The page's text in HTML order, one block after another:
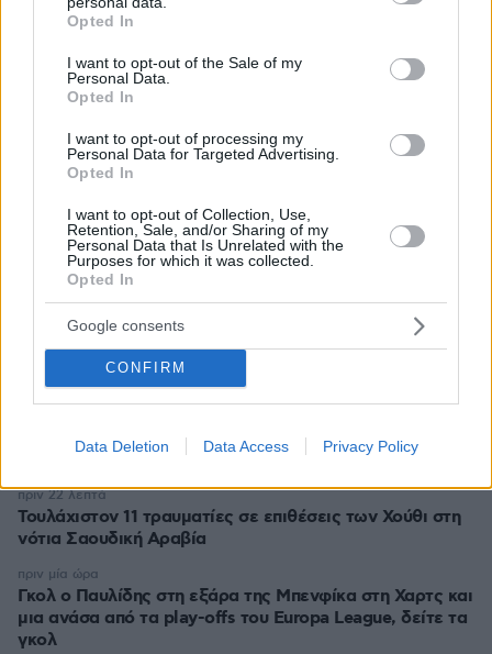
grant or deny consent to Google and its third-party tags to
use your data for below specified purposes in below Google
consent section.
Opted In
I want to opt-out of the Sale of my
Personal Data.
Opted In
I want to opt-out of processing my
Personal Data for Targeted Advertising.
Opted In
I want to opt-out of Collection, Use,
Retention, Sale, and/or Sharing of my
Personal Data that Is Unrelated with the
Purposes for which it was collected.
Opted In
Google consents
CONFIRM
Data Deletion Data Access Privacy Policy
Το DEI College παρουσιάζει τη Sophia. Την πρώτη 24/7
βοηθό AI που αλλάζει τον τρόπο με τον οποίο μαθαίνουν οι
φοιτητές
30.07.2026, 09:33
Η Smart φοιτητική κατοικία στην καρδιά της Αθήνας
03.08.2026, 10:56
Διασκεδάζουμε υπεύθυνα, επιστρέφουμε με ασφάλεια
29.07.2026, 09:39
ΡΟΗ ΕΙΔΗΣΕΩΝ
Ειδήσεις Δημοφιλή Σχολιασμένα
Τουλάχιστον 11 τραυματίες σε επιθέσεις των Χούθι στη
νότια Σαουδική Αραβία
πριν 22 λεπτά
Γκολ ο Παυλίδης στη εξάρα της Μπενφίκα στη Χαρτς και
μια ανάσα από τα play-offs του Europa League, δείτε τα
γκολ
πριν μία ώρα